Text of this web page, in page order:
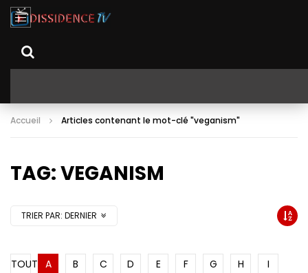
Accueil Articles contenant le mot-clé "veganism"
TAG: VEGANISM
TRIER PAR: DERNIER
TOUT A B C D E F G H
I